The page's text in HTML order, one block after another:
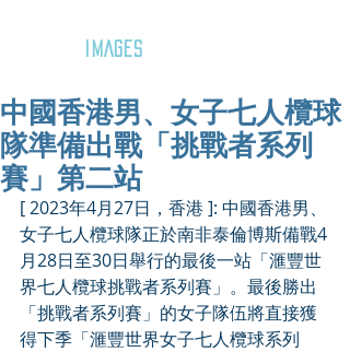
IMAGES
中國香港男、女子七人欖球
隊準備出戰「挑戰者系列
賽」第二站
[ 2023年4月27日，香港 ]: 中國香港男、
女子七人欖球隊正於南非泰倫博斯備戰4
月28日至30日舉行的最後一站「滙豐世
界七人欖球挑戰者系列賽」。最後勝出
「挑戰者系列賽」的女子隊伍將直接獲
得下季「滙豐世界女子七人欖球系列